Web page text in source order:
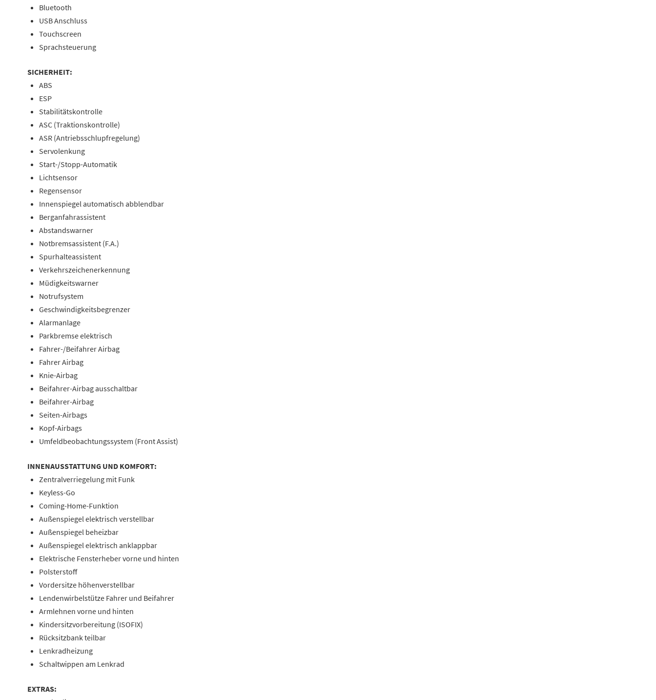
Bluetooth
USB Anschluss
Touchscreen
Sprachsteuerung
SICHERHEIT:
ABS
ESP
Stabilitätskontrolle
ASC (Traktionskontrolle)
ASR (Antriebsschlupfregelung)
Servolenkung
Start-/Stopp-Automatik
Lichtsensor
Regensensor
Innenspiegel automatisch abblendbar
Berganfahrassistent
Abstandswarner
Notbremsassistent (F.A.)
Spurhalteassistent
Verkehrszeichenerkennung
Müdigkeitswarner
Notrufsystem
Geschwindigkeitsbegrenzer
Alarmanlage
Parkbremse elektrisch
Fahrer-/Beifahrer Airbag
Fahrer Airbag
Knie-Airbag
Beifahrer-Airbag ausschaltbar
Beifahrer-Airbag
Seiten-Airbags
Kopf-Airbags
Umfeldbeobachtungssystem (Front Assist)
INNENAUSSTATTUNG UND KOMFORT:
Zentralverriegelung mit Funk
Keyless-Go
Coming-Home-Funktion
Außenspiegel elektrisch verstellbar
Außenspiegel beheizbar
Außenspiegel elektrisch anklappbar
Elektrische Fensterheber vorne und hinten
Polsterstoff
Vordersitze höhenverstellbar
Lendenwirbelstütze Fahrer und Beifahrer
Armlehnen vorne und hinten
Kindersitzvorbereitung (ISOFIX)
Rücksitzbank teilbar
Lenkradheizung
Schaltwippen am Lenkrad
EXTRAS: